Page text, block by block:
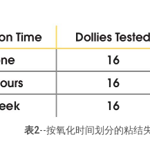
表2--按氧化时间划分的粘结